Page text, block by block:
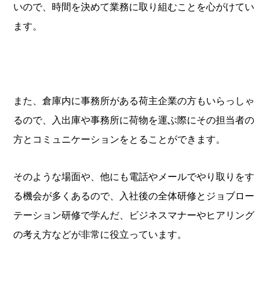
いので、時間を決めて業務に取り組むことを心がけてい
ます。
また、倉庫内に事務所がある荷主企業の方もいらっしゃ
るので、入出庫や事務所に荷物を運ぶ際にその担当者の
方とコミュニケーションをとることができます。
そのような場面や、他にも電話やメールでやり取りをす
る機会が多くあるので、入社後の全体研修とジョブロー
テーション研修で学んだ、ビジネスマナーやヒアリング
の考え方などが非常に役立っています。